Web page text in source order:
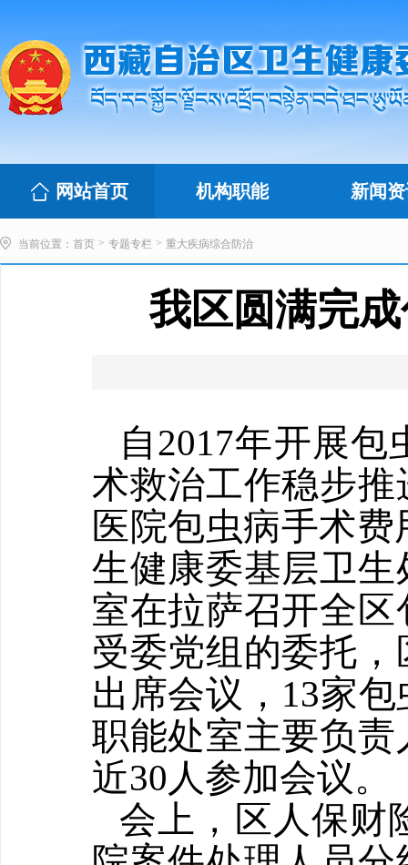
网站首页 机构职能 新闻
当前位置： 首页 > 专题专栏 > 重大疾病综合防治
我区圆满完
自2017年开展
术救治工作稳步
医院包虫病手术费
生健康委基层卫
室在拉萨召开全
受委党组的委托
出席会议，13家
职能处室主要负
近30人参加会议。
会上，区人保财